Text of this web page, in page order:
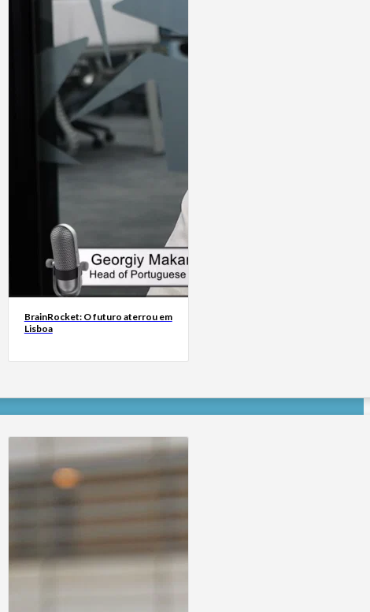
BrainRocket: O futuro aterrou em
Lisboa